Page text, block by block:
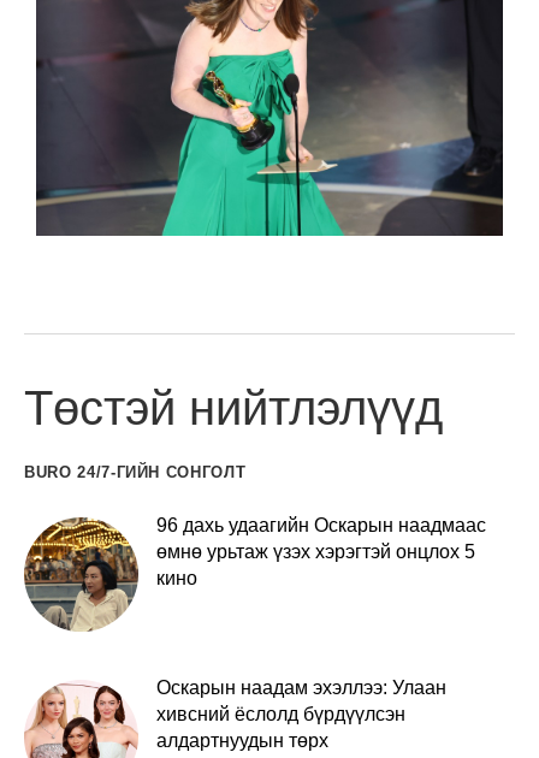
Төстэй нийтлэлүүд
BURO 24/7-ГИЙН СОНГОЛТ
96 дахь удаагийн Оскарын наадмаас
өмнө урьтаж үзэх хэрэгтэй онцлох 5
кино
Оскарын наадам эхэллээ: Улаан
хивсний ёслолд бүрдүүлсэн
алдартнуудын төрх